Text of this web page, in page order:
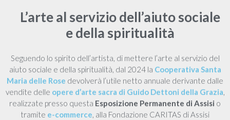
L’arte al servizio dell’aiuto sociale
e della spiritualità
Seguendo lo spirito dell’artista, di mettere l’arte al servizio del
aiuto sociale e della spiritualità, dal 2024 la Cooperativa Santa
Maria delle Rose devolverà l’utile netto annuale derivante dalle
vendite delle opere d’arte sacra di Guido Dettoni della Grazia,
realizzate presso questa Esposizione Permanente di Assisi o
tramite e-commerce, alla Fondazione CARITAS di Assisi